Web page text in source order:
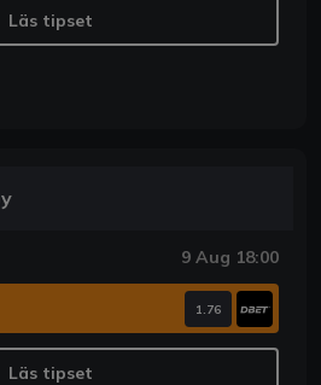
Läs tipset
9 Aug 18:00
1.76
Läs tipset